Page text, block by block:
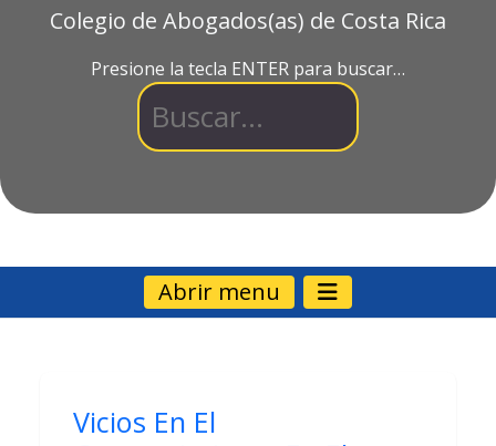
Colegio de Abogados(as) de Costa Rica
Presione la tecla ENTER para buscar…
Abrir menu
Vicios En El